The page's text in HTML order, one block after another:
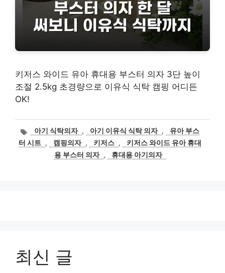
키저스 와이드 유아 휴대용 부스터 의자 3단 높이
조절 2.5kg 초경량으로 이유식 식탁 캠핑 어디든
OK!
태
그
아기 식탁의자 , 아기 이유식 식탁 의자 ,
유아 부스
터 시트 , 캠핑의자 , 키저스 ,
키저스 와이드 유아 휴대
용 부스터 의자 , 휴대용 아기의자
최신 글